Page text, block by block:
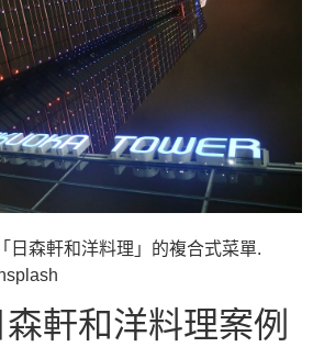
日森軒和洋料理」的複合式菜單.
軒和洋料理案例